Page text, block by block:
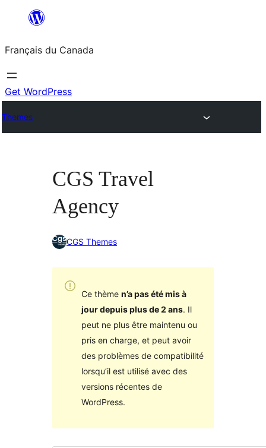
contenu
Français du Canada
Get WordPress
Themes
CGS Travel
Agency
CGS Themes
Ce thème n’a pas été mis à
jour depuis plus de 2 ans. Il
peut ne plus être maintenu ou
pris en charge, et peut avoir
des problèmes de compatibilité
lorsqu’il est utilisé avec des
versions récentes de
WordPress.